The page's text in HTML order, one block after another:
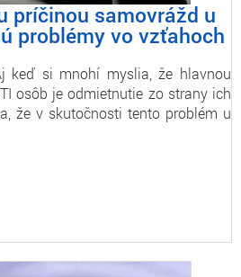
príčinou samovrážd u
problémy vo vzťahoch
keď si mnohí myslia, že hlavnou
osôb je odmietnutie zo strany ich
že v skutočnosti tento problém u